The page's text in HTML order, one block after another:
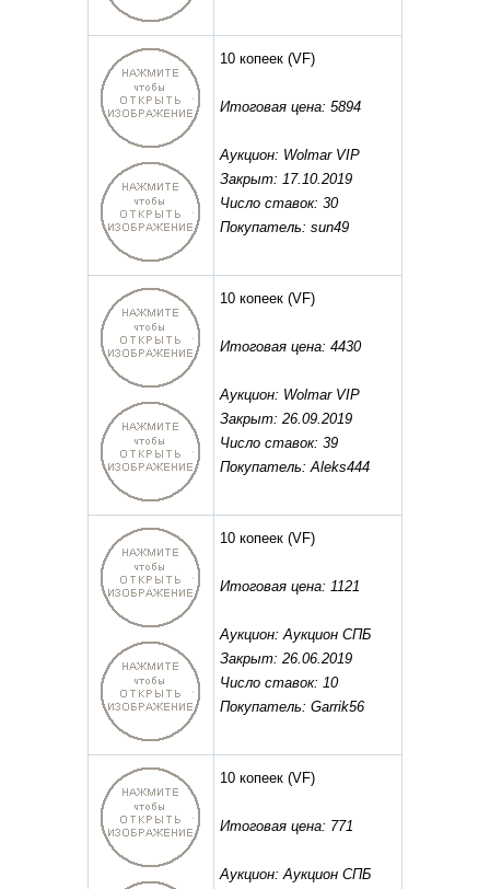
10 копеек (VF)
Итоговая цена: 5894
Аукцион: Wolmar VIP
Закрыт: 17.10.2019
Число ставок: 30
Покупатель: sun49
10 копеек (VF)
Итоговая цена: 4430
Аукцион: Wolmar VIP
Закрыт: 26.09.2019
Число ставок: 39
Покупатель: Aleks444
10 копеек (VF)
Итоговая цена: 1121
Аукцион: Аукцион СПБ
Закрыт: 26.06.2019
Число ставок: 10
Покупатель: Garrik56
10 копеек (VF)
Итоговая цена: 771
Аукцион: Аукцион СПБ